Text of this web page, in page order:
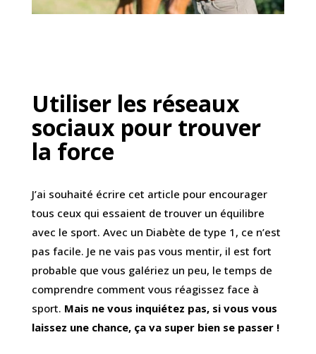
Utiliser les réseaux
sociaux pour trouver
la force
J’ai souhaité écrire cet article pour encourager
tous ceux qui essaient de trouver un équilibre
avec le sport. Avec un Diabète de type 1, ce n’est
pas facile. Je ne vais pas vous mentir, il est fort
probable que vous galériez un peu, le temps de
comprendre comment vous réagissez face à
sport. Mais ne vous inquiétez pas, si vous vous
laissez une chance, ça va super bien se passer !